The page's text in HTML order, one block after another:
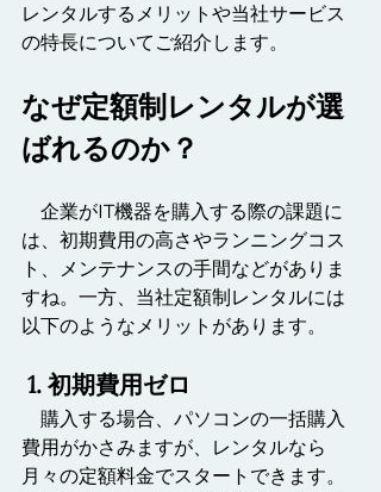
レンタルするメリットや当社サービス
の特長についてご紹介します。
なぜ定額制レンタルが選
ばれるのか？
企業がIT機器を購入する際の課題に
は、初期費用の高さやランニングコス
ト、メンテナンスの手間などがありま
すね。一方、当社定額制レンタルには
以下のようなメリットがあります。
1. 初期費用ゼロ
購入する場合、パソコンの一括購入
費用がかさみますが、レンタルなら
月々の定額料金でスタートできます。